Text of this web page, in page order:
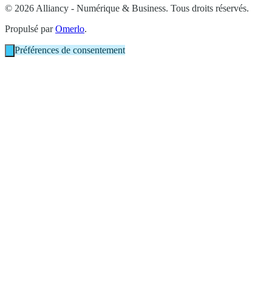
© 2026 Alliancy - Numérique & Business. Tous droits réservés.
Propulsé parOmerlo.
Préférences de consentement